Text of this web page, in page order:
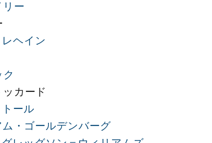
リー
ヘイン
カード
ール
・ゴールデンバーグ